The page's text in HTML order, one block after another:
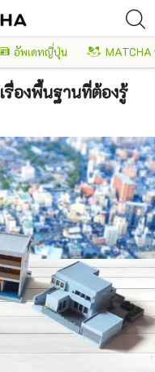
อัพเดทญี่ปุ่น
รื่องพื้นฐานที่ต้องรู้